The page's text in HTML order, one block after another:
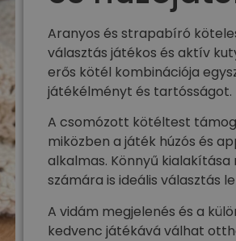
Aranyos és strapabíró
választás játékos és aktív
erős kötél kombinációja
játékélményt és tartósságot.
A csomózott kötéltest
miközben a játék húzós és
alkalmas. Könnyű
számára is ideális választás
A vidám megjelenés és a
kedvenc játékává válhat